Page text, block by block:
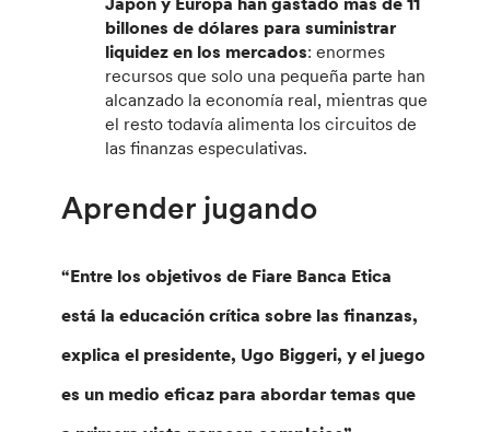
billones de dólares para suministrar
liquidez en los mercados: enormes
recursos que solo una pequeña parte han
alcanzado la economía real, mientras que
el resto todavía alimenta los circuitos de
las finanzas especulativas.
Aprender jugando
“Entre los objetivos de Fiare Banca Etica
está la educación crítica sobre las finanzas,
explica el presidente, Ugo Biggeri, y el juego
es un medio eficaz para abordar temas que